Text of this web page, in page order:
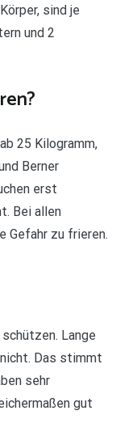
sind je
und 2
25 Kilogramm,
Berner
erst
Bei allen
Gefahr zu frieren.
Lange
Das stimmt
sehr
gut